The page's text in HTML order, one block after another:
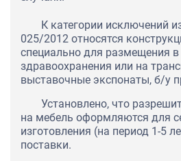
К категории исключений
025/2012 относятся
специально для размещения
здравоохранения или на
выставочные экспонаты, б/у
Установлено, что
на мебель оформляются для
изготовления (на период 1-5
поставки.